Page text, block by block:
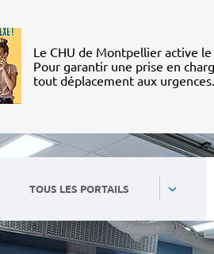
Le CHU de Montpellier active
Pour garantir une prise en
tout déplacement aux urgences.
TOUS LES PORTAILS